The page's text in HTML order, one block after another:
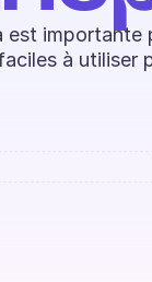
est importante
à utiliser